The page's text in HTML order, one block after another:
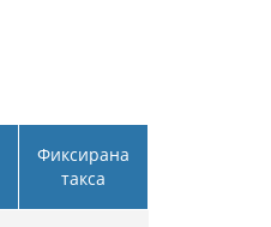
Фиксирана
такса